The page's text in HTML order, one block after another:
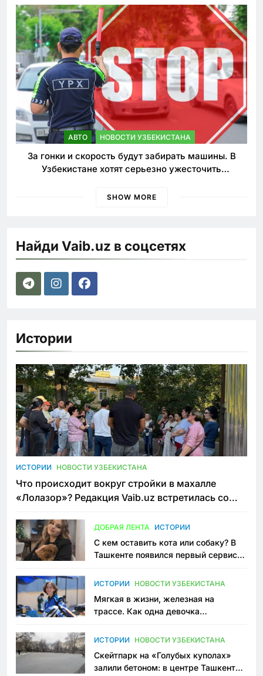
АВТО НОВОСТИ УЗБЕКИСТАНА
За гонки и скорость будут забирать машины. В
Узбекистане хотят серьезно ужесточить
SHOW MORE
Найди Vaib.uz в соцсетях
Истории
ИСТОРИИ НОВОСТИ УЗБЕКИСТАНА
Что происходит вокруг стройки в махалле
«Лолазор»? Редакция Vaib.uz встретилась со
ДОБРАЯ ЛЕНТА ИСТОРИИ
С кем оставить кота или собаку? В
Ташкенте появился первый сервис
ИСТОРИИ НОВОСТИ УЗБЕКИСТАНА
Мягкая в жизни, железная на
трассе. Как одна девочка
Узбекистане
ИСТОРИИ НОВОСТИ УЗБЕКИСТАНА
Скейтпарк на «Голубых куполах»
залили бетоном: в центре Ташкента